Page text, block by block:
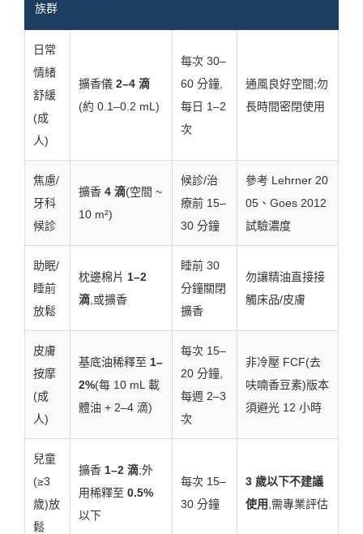
族群
日常
情緒
舒緩
(成
人)
擴香儀 2–4 滴
(約 0.1–0.2 mL)
每次 30–
60 分鐘,
每日 1–2
次
通風良好空間;勿
長時間密閉使用
焦慮/
牙科
候診
擴香 4 滴(空間 ~
10 m²)
候診/治
療前 15–
30 分鐘
參考 Lehrner 20
05、Goes 2012
試驗濃度
助眠/
睡前
放鬆
枕邊棉片 1–2
滴 ,或擴香
睡前 30
分鐘關閉
擴香
勿讓精油直接接
觸床品/皮膚
皮膚
按摩
(成
人)
基底油稀釋至 1–
2%(每 10 mL 載
體油 + 2–4 滴)
每次 15–
20 分鐘,
每週 2–3
次
非冷壓 FCF(去
呋喃香豆素)版本
須避光 12 小時
兒童
(≥3
歲)放
鬆
擴香 1–2 滴;外
用稀釋至 0.5%
以下
每次 15–
30 分鐘
3 歲以下不建議
使用 ,需專業評估